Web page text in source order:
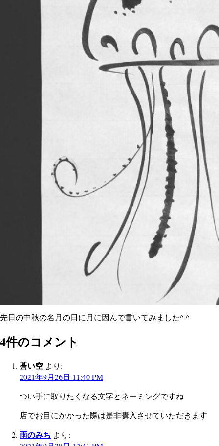
先日の中秋の名月の日に月に因んで書いてみました^ ^
4件のコメント
蒼い空 より:
2021年9月26日 11:40 PM
つい手に取りたくなる文字とネーミングですね
店でお目にかかった際は是非購入させていただきます
雨のみち より: